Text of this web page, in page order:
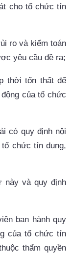
cho tổ chức tín
ro và kiểm toán
yêu cầu đề ra;
thời tổn thất để
của tổ chức
có quy định nội
chức tín dụng,
này và quy định
ban hành quy
của tổ chức tín
thẩm quyền